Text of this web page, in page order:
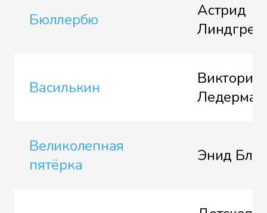
Бюллербю
Астрид
Линдгрен
Василькин
Виктория
Ледерман
Великолепная
пятёрка
Энид